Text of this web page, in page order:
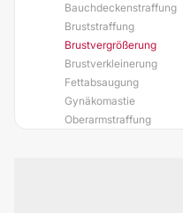
Bauchdeckenstraffung
Bruststraffung
Brustvergrößerung
Brustverkleinerung
Fettabsaugung
Gynäkomastie
Oberarmstraffung